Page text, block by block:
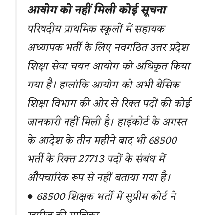
आयोग को नहीं मिली कोई सूचना
परिषदीय प्राथमिक स्कूलों में सहायक
अध्यापक भर्ती के लिए नवगठित उत्तर प्रदेश
शिक्षा सेवा चयन आयोग को अधिकृत किया
गया है। हालांकि आयोग को अभी बेसिक
शिक्षा विभाग की ओर से रिक्त पदों की कोई
जानकारी नहीं मिली है। हाईकोर्ट के अगस्त
के आदेश के तीन महीने बाद भी 68500
भर्ती के रिक्त 27713 पदों के संबंध में
औपचारिक रूप से नहीं बताया गया है।
● 68500 शिक्षक भर्ती में सुप्रीम कोर्ट ने